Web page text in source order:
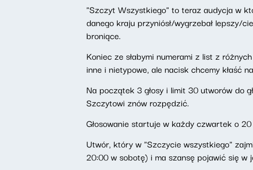
"Szczyt Wszystkiego" to teraz audycja w
danego kraju przyniósł/wygrzebał lepszy/
broniące.
Koniec ze słabymi numerami z list z
inne i nietypowe, ale nacisk chcemy kłaść
Na początek 3 głosy i limit 30 utworów do
Szczytowi znów rozpędzić.
Głosowanie startuje w każdy czwartek o
Utwór, który w "Szczycie wszystkiego"
20:00 w sobotę) i ma szansę pojawić się w